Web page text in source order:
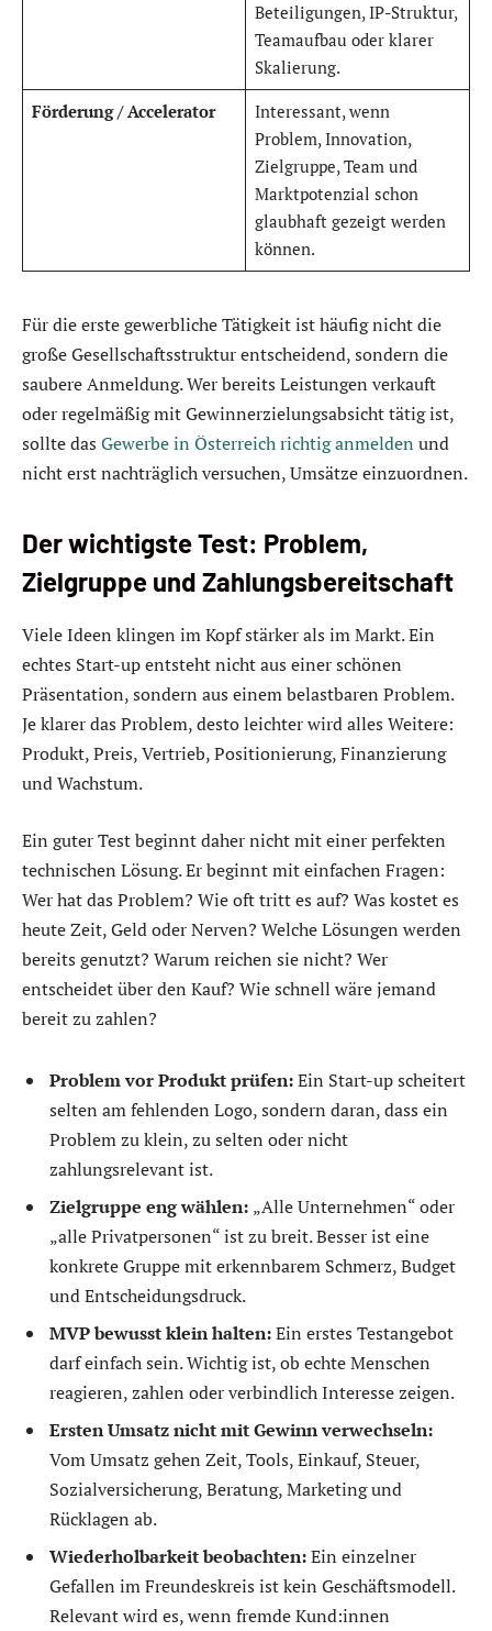
Beteiligungen, IP-Struktur,
Teamaufbau oder klarer
Skalierung.
Förderung / Accelerator
Interessant, wenn
Problem, Innovation,
Zielgruppe, Team und
Marktpotenzial schon
glaubhaft gezeigt werden
können.
Für die erste gewerbliche Tätigkeit ist häufig nicht die
große Gesellschaftsstruktur entscheidend, sondern die
saubere Anmeldung. Wer bereits Leistungen verkauft
oder regelmäßig mit Gewinnerzielungsabsicht tätig ist,
sollte das Gewerbe in Österreich richtig anmelden und
nicht erst nachträglich versuchen, Umsätze einzuordnen.
Der wichtigste Test: Problem,
Zielgruppe und Zahlungsbereitschaft
Viele Ideen klingen im Kopf stärker als im Markt. Ein
echtes Start-up entsteht nicht aus einer schönen
Präsentation, sondern aus einem belastbaren Problem.
Je klarer das Problem, desto leichter wird alles Weitere:
Produkt, Preis, Vertrieb, Positionierung, Finanzierung
und Wachstum.
Ein guter Test beginnt daher nicht mit einer perfekten
technischen Lösung. Er beginnt mit einfachen Fragen:
Wer hat das Problem? Wie oft tritt es auf? Was kostet es
heute Zeit, Geld oder Nerven? Welche Lösungen werden
bereits genutzt? Warum reichen sie nicht? Wer
entscheidet über den Kauf? Wie schnell wäre jemand
bereit zu zahlen?
Problem vor Produkt prüfen:Ein Start-up scheitert
selten am fehlenden Logo, sondern daran, dass ein
Problem zu klein, zu selten oder nicht
zahlungsrelevant ist.
Zielgruppe eng wählen: „Alle Unternehmen“ oder
„alle Privatpersonen“ ist zu breit. Besser ist eine
konkrete Gruppe mit erkennbarem Schmerz, Budget
und Entscheidungsdruck.
MVP bewusst klein halten:Ein erstes Testangebot
darf einfach sein. Wichtig ist, ob echte Menschen
reagieren, zahlen oder verbindlich Interesse zeigen.
Ersten Umsatz nicht mit Gewinn verwechseln:
Vom Umsatz gehen Zeit, Tools, Einkauf, Steuer,
Sozialversicherung, Beratung, Marketing und
Rücklagen ab.
Wiederholbarkeit beobachten:Ein einzelner
Gefallen im Freundeskreis ist kein Geschäftsmodell.
Relevant wird es, wenn fremde Kund:innen